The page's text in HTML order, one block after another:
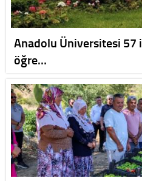
Anadolu Üniversitesi 57
öğre…